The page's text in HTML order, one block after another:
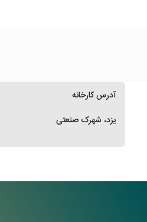
آدرس کارخانه
یزد، شهرک صنعتی